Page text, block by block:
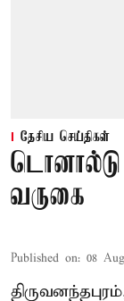
தேசிய செய்திகள்
டொனால்டு
வருகை
Published on: 08